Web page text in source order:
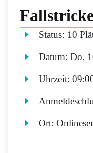
Status: 10
Datum:Do.
Uhrzeit:
Ort: